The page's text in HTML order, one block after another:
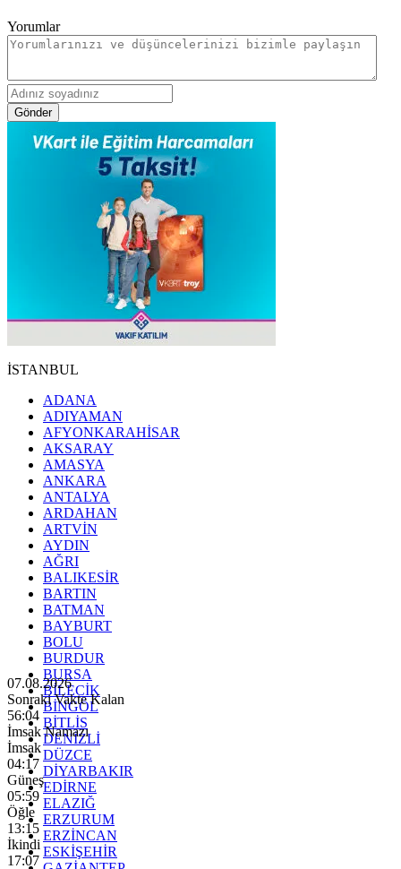
Yorumlar
Gönder
İSTANBUL
ADANA
ADIYAMAN
AFYONKARAHİSAR
AKSARAY
AMASYA
ANKARA
ANTALYA
ARDAHAN
ARTVİN
AYDIN
AĞRI
BALIKESİR
BARTIN
BATMAN
BAYBURT
BOLU
BURDUR
BURSA
BİLECİK
BİNGÖL
BİTLİS
DENİZLİ
DÜZCE
DİYARBAKIR
EDİRNE
ELAZIĞ
ERZURUM
ERZİNCAN
ESKİŞEHİR
07.08.2026
Sonraki Vakte Kalan
56:03
İmsak Namazı
İmsak
04:17
Güneş
05:59
Öğle
13:15
İkindi
17:07